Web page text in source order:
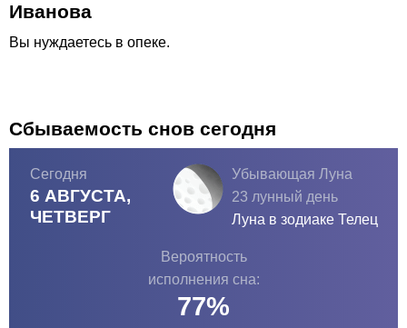
Иванова
Вы нуждаетесь в опеке.
Сбываемость снов сегодня
Сегодня
6 АВГУСТА,
ЧЕТВЕРГ
Убывающая Луна
23 лунный день
Луна в зодиаке Телец
Вероятность
исполнения сна:
77%